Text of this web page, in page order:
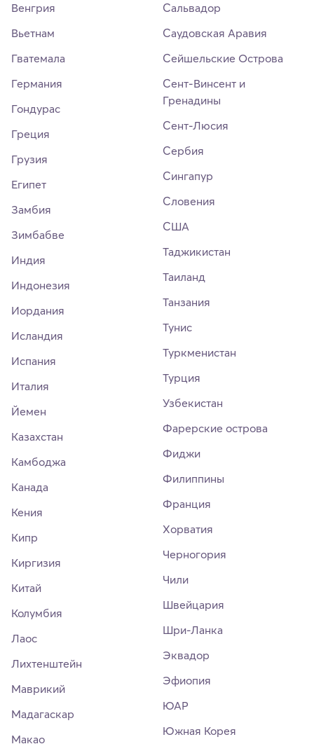
Венгрия
Вьетнам
Гватемала
Германия
Гондурас
Греция
Грузия
Египет
Замбия
Зимбабве
Индия
Индонезия
Иордания
Исландия
Испания
Италия
Йемен
Казахстан
Камбоджа
Канада
Кения
Кипр
Киргизия
Китай
Колумбия
Лаос
Лихтенштейн
Маврикий
Мадагаскар
Макао
Сальвадор
Саудовская Аравия
Сейшельские Острова
Сент-Винсент и
Гренадины
Сент-Люсия
Сербия
Сингапур
Словения
США
Таджикистан
Таиланд
Танзания
Тунис
Туркменистан
Турция
Узбекистан
Фарерские острова
Фиджи
Филиппины
Франция
Хорватия
Черногория
Чили
Швейцария
Шри-Ланка
Эквадор
Эфиопия
ЮАР
Южная Корея